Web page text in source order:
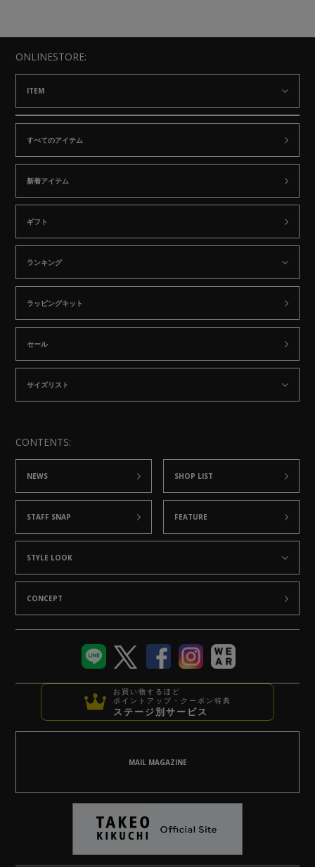
ONLINESTORE:
ITEM
すべてのアイテム
新着アイテム
ギフト
ランキング
ラッピングキット
セール
サイズリスト
CONTENTS:
NEWS
STAFF SNAP
SHOP LIST
FEATURE
STYLE LOOK
CONCEPT
お買い物するほど
ポイントアップ・クーポン特典
ステージ別サービス
MAIL MAGAZINE